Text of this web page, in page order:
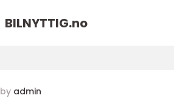
BILNYTTIG.no
by admin